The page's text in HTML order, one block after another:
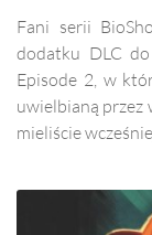
Fani serii
dodatku DLC
Episode 2, w
uwielbianą przez
mieliście